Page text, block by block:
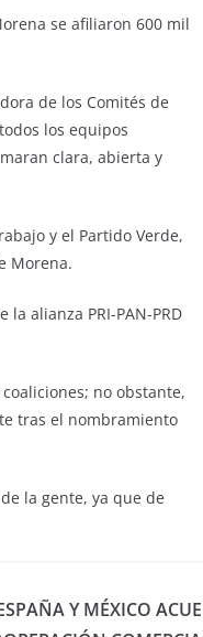
se afiliaron 600 mil
de los Comités de
los equipos
clara, abierta y
y el Partido Verde,
Morena.
alianza PRI-PAN-PRD
no obstante,
tras el nombramiento
la gente, ya que de
Y MÉXICO ACUE